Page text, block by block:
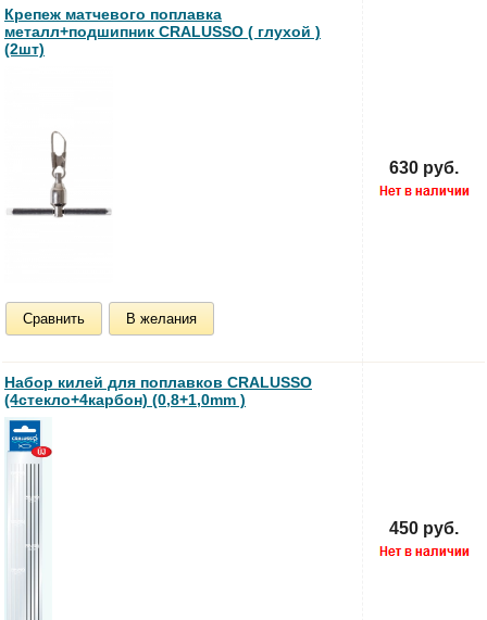
Крепеж матчевого поплавка
металл+подшипник CRALUSSO ( глухой )
(2шт)
Сравнить В желания
630 руб.
Набор килей для поплавков CRALUSSO
(4стекло+4карбон) (0,8+1,0mm )
450 руб.